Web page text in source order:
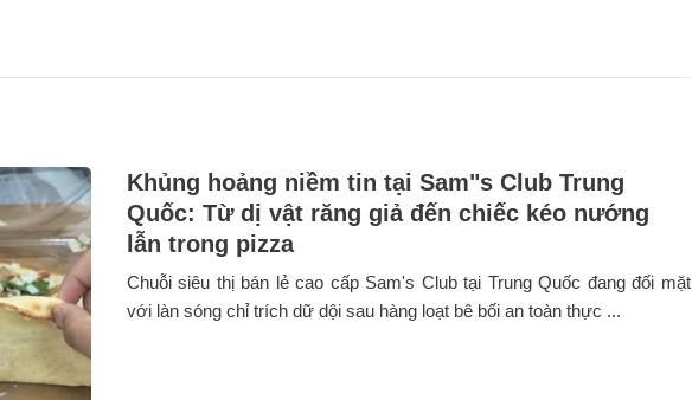
Khủng hoảng niềm tin tại Sam"s Club Trung
Quốc: Từ dị vật răng giả đến chiếc kéo nướng
lẫn trong pizza
Chuỗi siêu thị bán lẻ cao cấp Sam's Club tại Trung Quốc đang đối mặt
với làn sóng chỉ trích dữ dội sau hàng loạt bê bối an toàn thực ...